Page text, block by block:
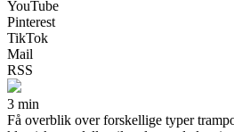
YouTube
Pinterest
TikTok
Mail
RSS
3 min
Få overblik over forskellige typer